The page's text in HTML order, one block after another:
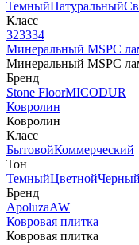
ТемныйНатуральный
Класс
323334
Минеральный MSPC
Минеральный MSPC
Бренд
Stone FloorMICODUR
Ковролин
Ковролин
Класс
БытовойКоммерческий
Тон
ТемныйЦветнойЧерный
Бренд
ApoluzaAW
Ковровая плитка
Ковровая плитка